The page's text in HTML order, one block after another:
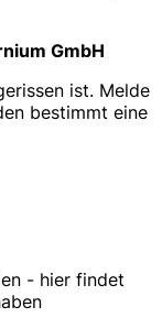
GmbH
ist. Melde
bestimmt eine
- hier findet